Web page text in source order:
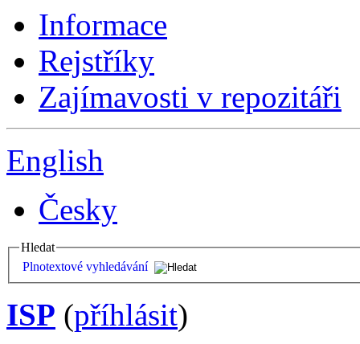
Informace
Rejstříky
Zajímavosti v repozitáři
English
Česky
Hledat
Plnotextové vyhledávání
ISP (příhlásit)